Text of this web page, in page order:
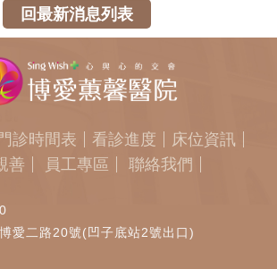
回最新消息列表
門診時間表 看診進度
床位資訊
善
員工專區 聯絡我們
愛二路20號(凹子底站2號出口)